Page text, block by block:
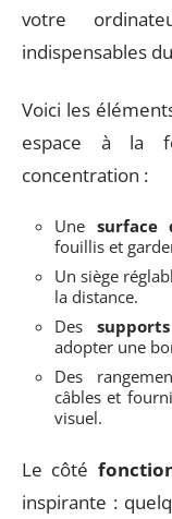
votre
indispensables
Voici les
espace à la
concentration :
Une surface
fouillis et
Un siège
la distance.
Des
adopter une
Des
câbles et
visuel.
Le côté
inspirante :